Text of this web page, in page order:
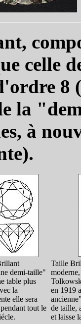
celle
8
la
à
demi-taille"
table plus
la
elle sera
tout le
Taille
en 1919
de taille,
et laisse